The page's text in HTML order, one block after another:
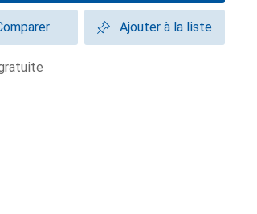
Ajouter à la liste